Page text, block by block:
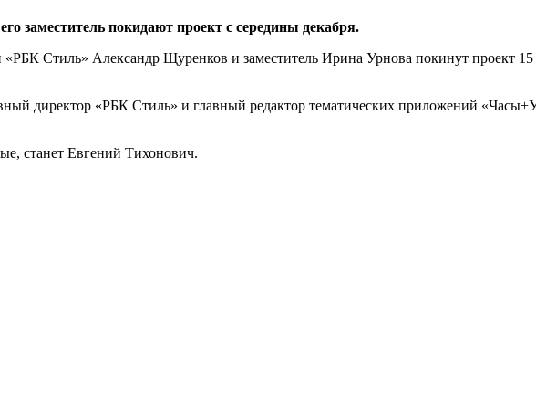
заместитель покидают проект с середины декабря.
«РБК Стиль» Александр Щуренков и заместитель Ирина Урнова покинут проект
директор «РБК Стиль» и главный редактор тематических приложений
станет Евгений Тихонович.